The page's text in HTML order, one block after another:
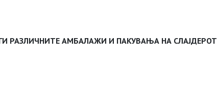
РАЗЛИЧНИТЕ АМБАЛАЖИ И ПАКУВАЊА НА СЛАЈДЕРОТ